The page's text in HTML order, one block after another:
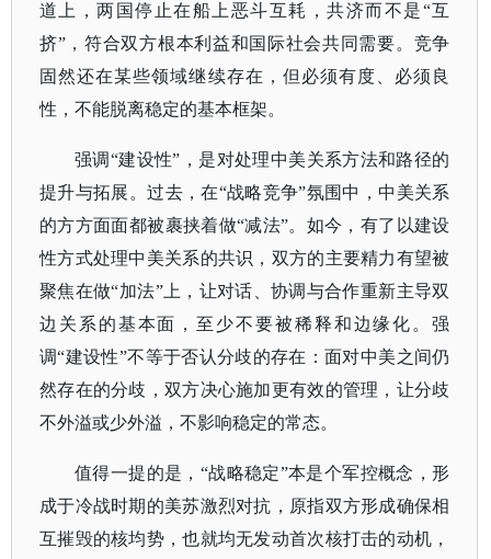
道上，两国停止在船上恶斗互耗，共济而不是“互
挤”，符合双方根本利益和国际社会共同需要。竞争
固然还在某些领域继续存在，但必须有度、必须良
性，不能脱离稳定的基本框架。
强调“建设性”，是对处理中美关系方法和路径的
提升与拓展。过去，在“战略竞争”氛围中，中美关系
的方方面面都被裹挟着做“减法”。如今，有了以建设
性方式处理中美关系的共识，双方的主要精力有望被
聚焦在做“加法”上，让对话、协调与合作重新主导双
边关系的基本面，至少不要被稀释和边缘化。强
调“建设性”不等于否认分歧的存在：面对中美之间仍
然存在的分歧，双方决心施加更有效的管理，让分歧
不外溢或少外溢，不影响稳定的常态。
值得一提的是， “战略稳定”本是个军控概念，形
成于冷战时期的美苏激烈对抗，原指双方形成确保相
互摧毁的核均势，也就均无发动首次核打击的动机，